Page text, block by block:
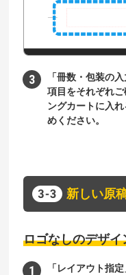
「冊数・包装の
項目をそれぞれ
ングカートに入
めください。
新しい原
ロゴなしのデザイ
「レイアウト指